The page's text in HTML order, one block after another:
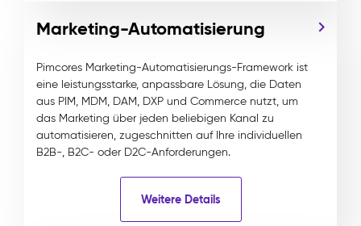
Marketing-Automatisierung
Pimcores Marketing-Automatisierungs-Framework ist
eine leistungsstarke, anpassbare Lösung, die Daten
aus PIM, MDM, DAM, DXP und Commerce nutzt, um
das Marketing über jeden beliebigen Kanal zu
automatisieren, zugeschnitten auf Ihre individuellen
B2B-, B2C- oder D2C-Anforderungen.
Weitere Details